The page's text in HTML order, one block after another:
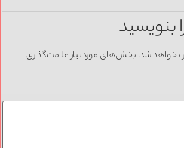
بنویسید
نخواهد شد. بخش‌های موردنیاز علامت‌گذاری